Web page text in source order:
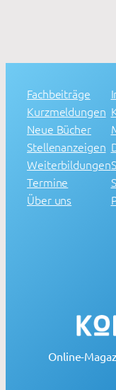
Fachbeiträge
Kurzmeldungen
Neue Bücher
Stellenanzeigen
Weiterbildungen
Termine
Über uns
Online-